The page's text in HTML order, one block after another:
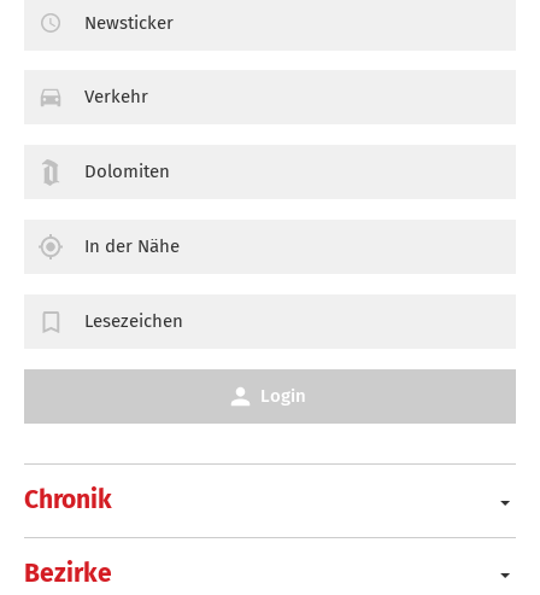
Chronik
Bezirke
Newsticker
Verkehr
Dolomiten
In der Nähe
Lesezeichen
Login